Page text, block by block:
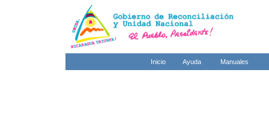
Inicio Ayuda Manuales